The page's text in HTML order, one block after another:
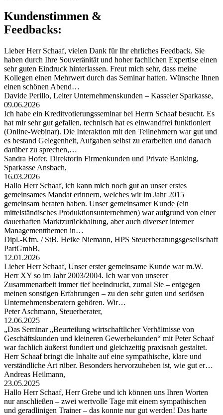
Kundenstimmen &
Feedbacks:
Lieber Herr Schaaf, vielen Dank für Ihr ehrliches Feedback. Sie
haben durch Ihre Souveränität und hoher fachlichen Expertise einen
sehr guten Eindruck hinterlassen. Freut mich sehr, dass meine
Kollegen einen Mehrwert durch das Seminar hatten. Wünsche Ihnen
einen schönen Abend…
Davide Perillo, Leiter Unternehmenskunden – Kasseler Sparkasse,
09.06.2026
Ich habe ein Kreditvotierungsseminar bei Herrn Schaaf besucht. Es
hat mir sehr gut gefallen, technisch hat es einwandfrei funktioniert
(Online-Webinar). Die Interaktion mit den Teilnehmern war gut und
es bestand Gelegenheit, Aufgaben selbst zu erarbeiten und danach
darüber zu sprechen,…
Sandra Hofer, Direktorin Firmenkunden und Private Banking,
Sparkasse Ansbach,
16.03.2026
Hallo Herr Schaaf, ich kann mich noch gut an unser erstes
gemeinsames Mandat erinnern, welches wir im Jahr 2015
gemeinsam beraten haben. Unser gemeinsamer Kunde (ein
mittelständisches Produktionsunternehmen) war aufgrund von einer
dauerhaften Marktzurückhaltung, aber auch diverser interner
Managementthemen in…
Dipl.-Kfm. / StB. Heike Niemann, HPS Steuerberatungsgesellschaft
PartGmbB,
12.01.2026
Lieber Herr Schaaf, Unser erster gemeinsame Kunde war m.W.
Herr XY so im Jahr 2003/2004. Ich war von unserer
Zusammenarbeit immer tief beeindruckt, zumal Sie – entgegen
meinen sonstigen Erfahrungen – zu den sehr guten und seriösen
Unternehmensberatern gehören. Wir…
Peter Aschmann, Steuerberater,
12.06.2025
„Das Seminar „Beurteilung wirtschaftlicher Verhältnisse von
Geschäftskunden und kleineren Gewerbekunden“ mit Peter Schaaf
war fachlich äußerst fundiert und gleichzeitig praxisnah gestaltet.
Herr Schaaf bringt die Inhalte auf eine sympathische, klare und
verständliche Art rüber. Besonders hervorzuheben ist, wie gut er…
Andreas Heilmann,
23.05.2025
Hallo Herr Schaaf, Herr Grebe und ich können uns Ihren Worten
nur anschließen – zwei wertvolle Tage mit einem sympathischen
und geradlinigen Trainer – das konnte nur gut werden! Das harte